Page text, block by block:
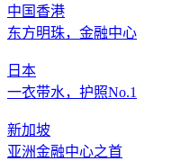
中国香港
东方明珠，金融中心
日本
一衣带水，护照No.1
新加坡
亚洲金融中心之首